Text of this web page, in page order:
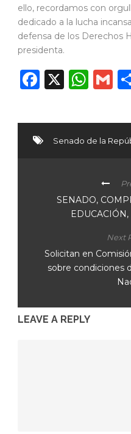
ello, recordamos con
dedicado a la lucha
defensa de los Derechos
presidenta.
X
Senado de la
SENADO,
Next
Solicitan en
sobre condiciones
LEAVE A REPLY